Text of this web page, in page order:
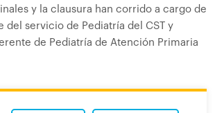
y la clausura han corrido a cargo de
del servicio de Pediatría del CST y
de Pediatría de Atención Primaria